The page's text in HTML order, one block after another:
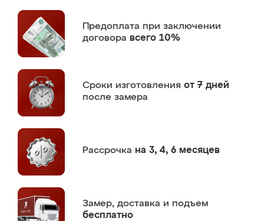
Предоплата при заключении
договора всего 10%
Сроки изготовления от 7 дней
после замера
Рассрочка на 3, 4, 6 месяцев
Замер, доставка и подъем
бесплатно